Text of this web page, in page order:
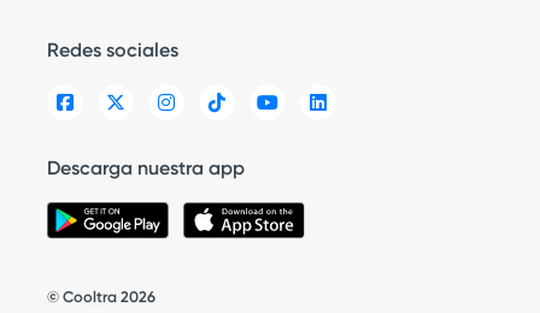
Redes sociales
Descarga nuestra app
© Cooltra 2026